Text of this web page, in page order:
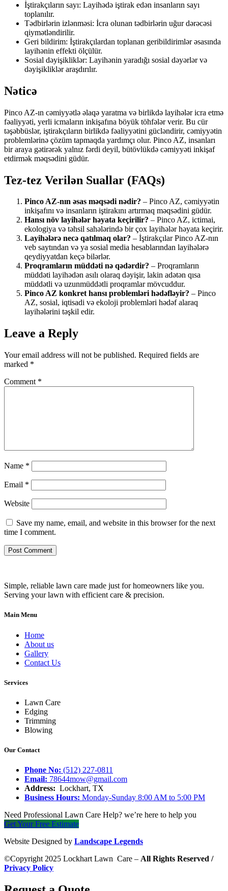
İştirakçıların sayı: Layihədə iştirak edən insanların sayı
toplanılır.
Tədbirlərin izlənməsi: İcra olunan tədbirlərin uğur dərəcəsi
qiymətləndirilir.
Geri bildirim: İştirakçılardan toplanan geribildirimlər əsasında
layihənin effekti ölçülür.
Sosial dəyişikliklər: Layihənin yaradığı sosial dəyərlər və
dəyişikliklər araşdırılır.
Nəticə
Pinco AZ-ın cəmiyyətlə əlaqə yaratma və birlikdə layihələr icra etmə
fəaliyyəti, yerli icmaların inkişafına böyük töhfələr verir. Bu cür
təşəbbüslər, iştirakçıların birlikdə fəaliyyətini gücləndirir, cəmiyyətin
problemlərinə çözüm tapmaqda yardımçı olur. Pinco AZ, insanları
bir araya gətirərək yalnız fərdi deyil, bütövlükdə cəmiyyəti inkişaf
etdirmək məqsədini güdür.
Tez-tez Verilən Suallar (FAQs)
Pinco AZ-nın əsas məqsədi nədir? – Pinco AZ, cəmiyyətin
inkişafını və insanların iştirakını artırmaq məqsədini güdür.
Hansı növ layihələr həyata keçirilir? – Pinco AZ, ictimai,
ekologiya və təhsil sahələrində bir çox layihələr həyata keçirir.
Layihələrə necə qatılmaq olar? – İştirakçılar Pinco AZ-nın
veb saytından və ya sosial media hesablarından layihələrə
qeydiyyatdan keçə bilərlər.
Proqramların müddəti nə qədərdir? – Proqramların
müddəti layihədən asılı olaraq dəyişir, lakin adətən qısa
müddətli və uzunmüddətli proqramlar mövcuddur.
Pinco AZ konkret hansı problemləri hədəfləyir? – Pinco
AZ, sosial, iqtisadi və ekoloji problemləri hədəf alaraq
layihələrini təşkil edir.
Leave a Reply
Your email address will not be published. Required fields are
marked *
Comment *
Name *
Email *
Website
Save my name, email, and website in this browser for the next
time I comment.
Simple, reliable lawn care made just for homeowners like you.
Serving your lawn with efficient care & precision.
Main Menu
Home
About us
Gallery
Contact Us
Services
Lawn Care
Edging
Trimming
Blowing
Our Contact
Phone No: (512) 227-0811
Email: 78644mow@gmail.com
Address: Lockhart, TX
Business Hours: Monday-Sunday 8:00 AM to 5:00 PM
Need Professional Lawn Care Help? we’re here to help you
Get Your Free Estimate
Website Designed by Landscape Legends
©Copyright 2025 Lockhart Lawn Care – All Rights Reserved /
Privacy Policy